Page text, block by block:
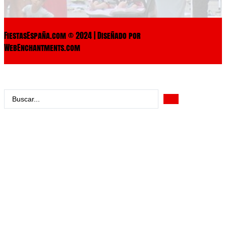
FiestasEspaña.com © 2024 | Diseñado por
WebEnchantments.com